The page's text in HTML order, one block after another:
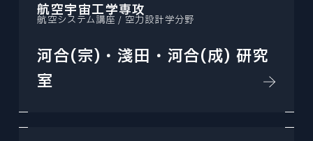
航空宇宙工学専攻
航空システム講座 / 空力設計学分野
河合(宗)・淺田・河合(成) 研究
室